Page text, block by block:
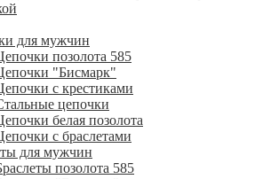
для мужчин
позолота 585
"Бисмарк"
с крестиками
цепочки
белая позолота
с браслетами
для мужчин
позолота 585